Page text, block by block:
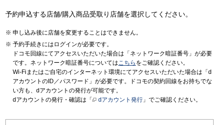
予約申込する店舗/購入商品受取り店舗を選択してください。
申し込み後に店舗を変更することはできません。
予約手続きにはログインが必要です。
ドコモ回線にてアクセスいただいた場合は「ネットワーク暗証番号」が必要
です。ネットワーク暗証番号についてはこちら をご確認ください。
Wi-Fiまたはご自宅のインターネット環境にてアクセスいただいた場合は「d
アカウントのID／パスワード」が必要です。ドコモの契約回線をお持ちでな
い方も、dアカウントの発行が可能です。
dアカウントの発行・確認は「
dアカウント発行 」でご確認ください。